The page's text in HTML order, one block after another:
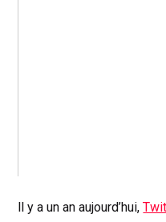
ll y a un an aujourd’hui,